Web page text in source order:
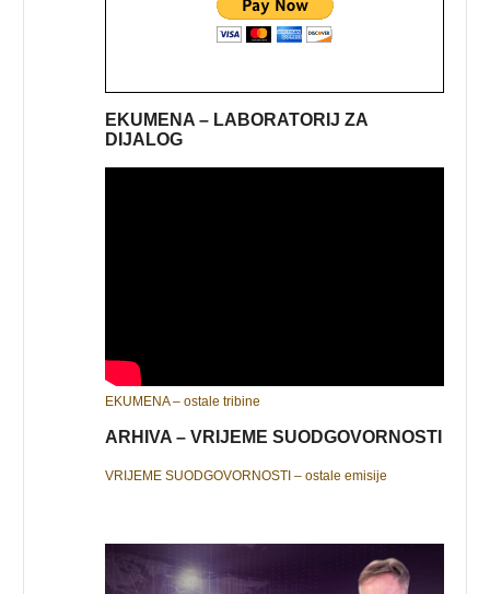
EKUMENA – LABORATORIJ ZA
DIJALOG
EKUMENA – ostale tribine
ARHIVA – VRIJEME SUODGOVORNOSTI
VRIJEME SUODGOVORNOSTI – ostale emisije